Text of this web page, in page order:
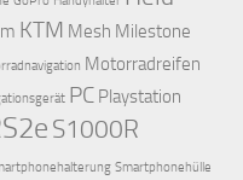
KTM Mesh Milestone
Motorradreifen
PC Playstation
S1000R
Smartphonehülle